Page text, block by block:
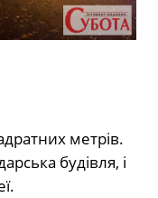
метрів.
будівля, і